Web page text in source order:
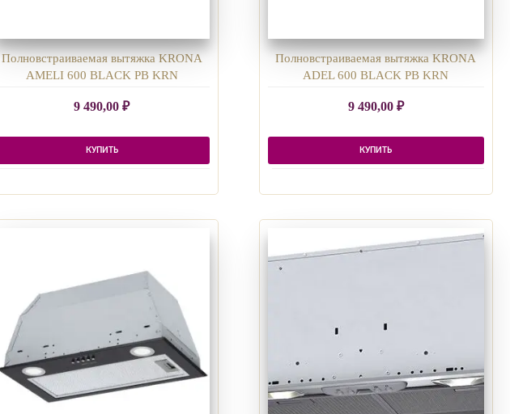
Полновстраиваемая вытяжка KRONA
AMELI 600 BLACK PB KRN
9 490,00₽
КУПИТЬ
Полновстраиваемая вытяжка KRONA
ADEL 600 BLACK PB KRN
9 490,00 ₽
КУПИТЬ